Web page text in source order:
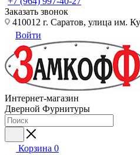
Заказать звонок
410012 г. Саратов, улица им.
Войти
Интернет-магазин
Дверной Фурнитуры
Корзина 0